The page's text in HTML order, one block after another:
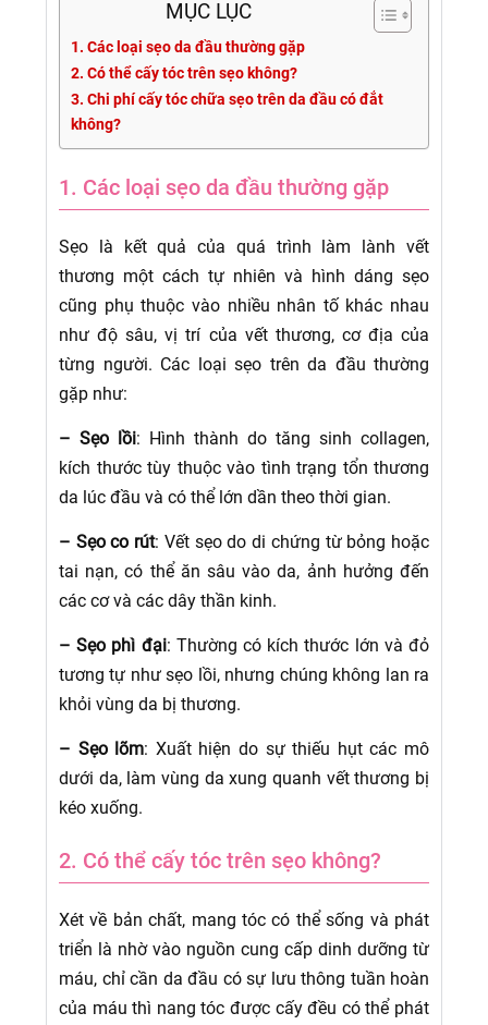
MỤC LỤC
1. Các loại sẹo da đầu thường gặp
2. Có thể cấy tóc trên sẹo không?
3. Chi phí cấy tóc chữa sẹo trên da đầu có đắt
không?
1. Các loại sẹo da đầu thường gặp
Sẹo là kết quả của quá trình làm lành vết
thương một cách tự nhiên và hình dáng sẹo
cũng phụ thuộc vào nhiều nhân tố khác nhau
như độ sâu, vị trí của vết thương, cơ địa của
từng người. Các loại sẹo trên da đầu thường
gặp như:
– Sẹo lồi: Hình thành do tăng sinh collagen,
kích thước tùy thuộc vào tình trạng tổn thương
da lúc đầu và có thể lớn dần theo thời gian.
– Sẹo co rút: Vết sẹo do di chứng từ bỏng hoặc
tai nạn, có thể ăn sâu vào da, ảnh hưởng đến
các cơ và các dây thần kinh.
– Sẹo phì đại: Thường có kích thước lớn và đỏ
tương tự như sẹo lồi, nhưng chúng không lan ra
khỏi vùng da bị thương.
– Sẹo lõm: Xuất hiện do sự thiếu hụt các mô
dưới da, làm vùng da xung quanh vết thương bị
kéo xuống.
2. Có thể cấy tóc trên sẹo không?
Xét về bản chất, mang tóc có thể sống và phát
triển là nhờ vào nguồn cung cấp dinh dưỡng từ
máu, chỉ cần da đầu có sự lưu thông tuần hoàn
của máu thì nang tóc được cấy đều có thể phát